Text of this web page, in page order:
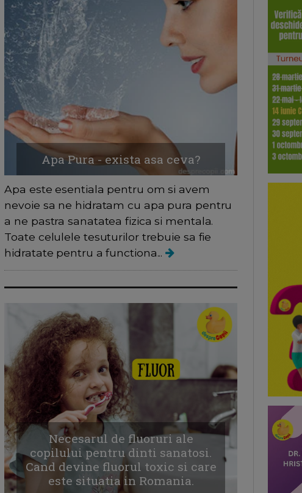
Apa Pura - exista asa ceva?
Apa este esentiala pentru om si avem
nevoie sa ne hidratam cu apa pura pentru
a ne pastra sanatatea fizica si mentala.
Toate celulele tesuturilor trebuie sa fie
hidratate pentru a functiona...
Necesarul de fluoruri ale
copilului pentru dinti sanatosi.
Cand devine fluorul toxic si care
este situatia in Romania.